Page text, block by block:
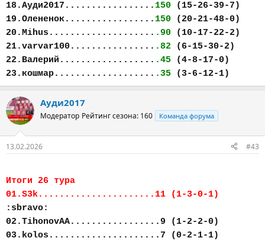
18.Ауди2017................. 150 (15-26-39-7)
19.Олененок................. 150 (20-21-48-0)
20.Mihus.................... .90 (10-17-22-2)
21.varvar100................ .82 (6-15-30-2)
22.Валерий.................. .45 (4-8-17-0)
23.кошмар................... .35 (3-6-12-1)
Ауди2017
Модератор Рейтинг сезона: 160 Команда форума
13.02.2026 #43
Итоги 26 тура
01.S3k......................11 (1-3-0-1)
:sbravo:
02.TihonovAA.................9 (1-2-2-0)
03.kolos.....................7 (0-2-1-1)